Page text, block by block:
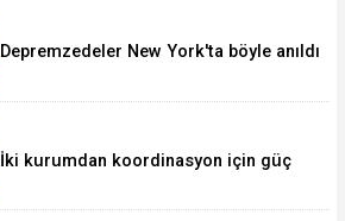
Depremzedeler New York'ta böyle anıldı
İki kurumdan koordinasyon için güç